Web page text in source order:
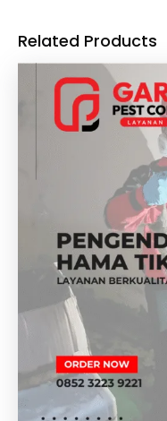
Related Products